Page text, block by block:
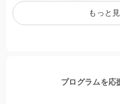
もっと
プログラムを応